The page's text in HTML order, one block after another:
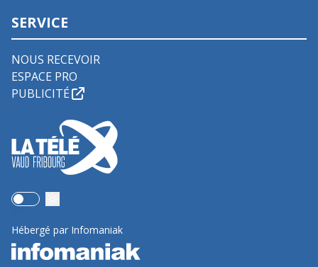
SERVICE
NOUS RECEVOIR
ESPACE PRO
PUBLICITÉ
Use setting
Hébergé par Infomaniak